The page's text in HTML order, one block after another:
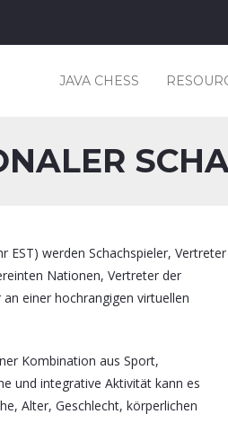
JAVA CHESS
EST) werden Schachspieler, Vertreter
Nationen, Vertreter der
einer hochrangigen virtuellen
Kombination aus Sport,
und integrative Aktivität kann es
Alter, Geschlecht, körperlichen